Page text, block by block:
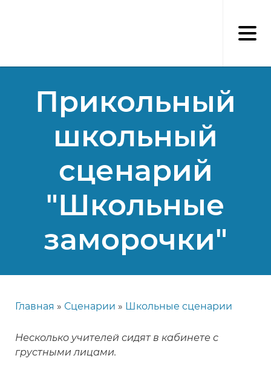
Прикольный
школьный
сценарий
"Школьные
заморочки"
навигации
Главная Сценарии Школьные сценарии
Несколько учителей сидят в кабинете с
грустными лицами.